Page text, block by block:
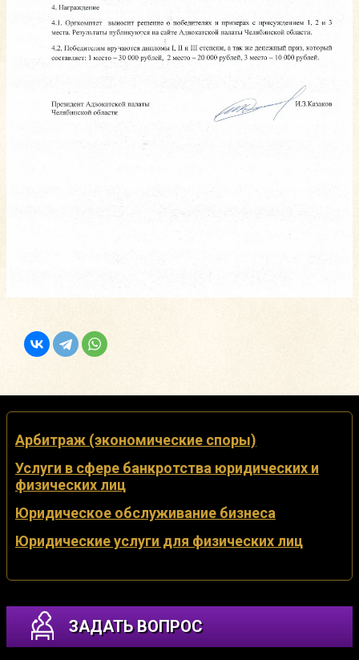
Арбитраж (экономические споры)
Услуги в сфере банкротства юридических и
физических лиц
Юридическое обслуживание бизнеса
Юридические услуги для физических лиц
ЗАДАТЬ ВОПРОС